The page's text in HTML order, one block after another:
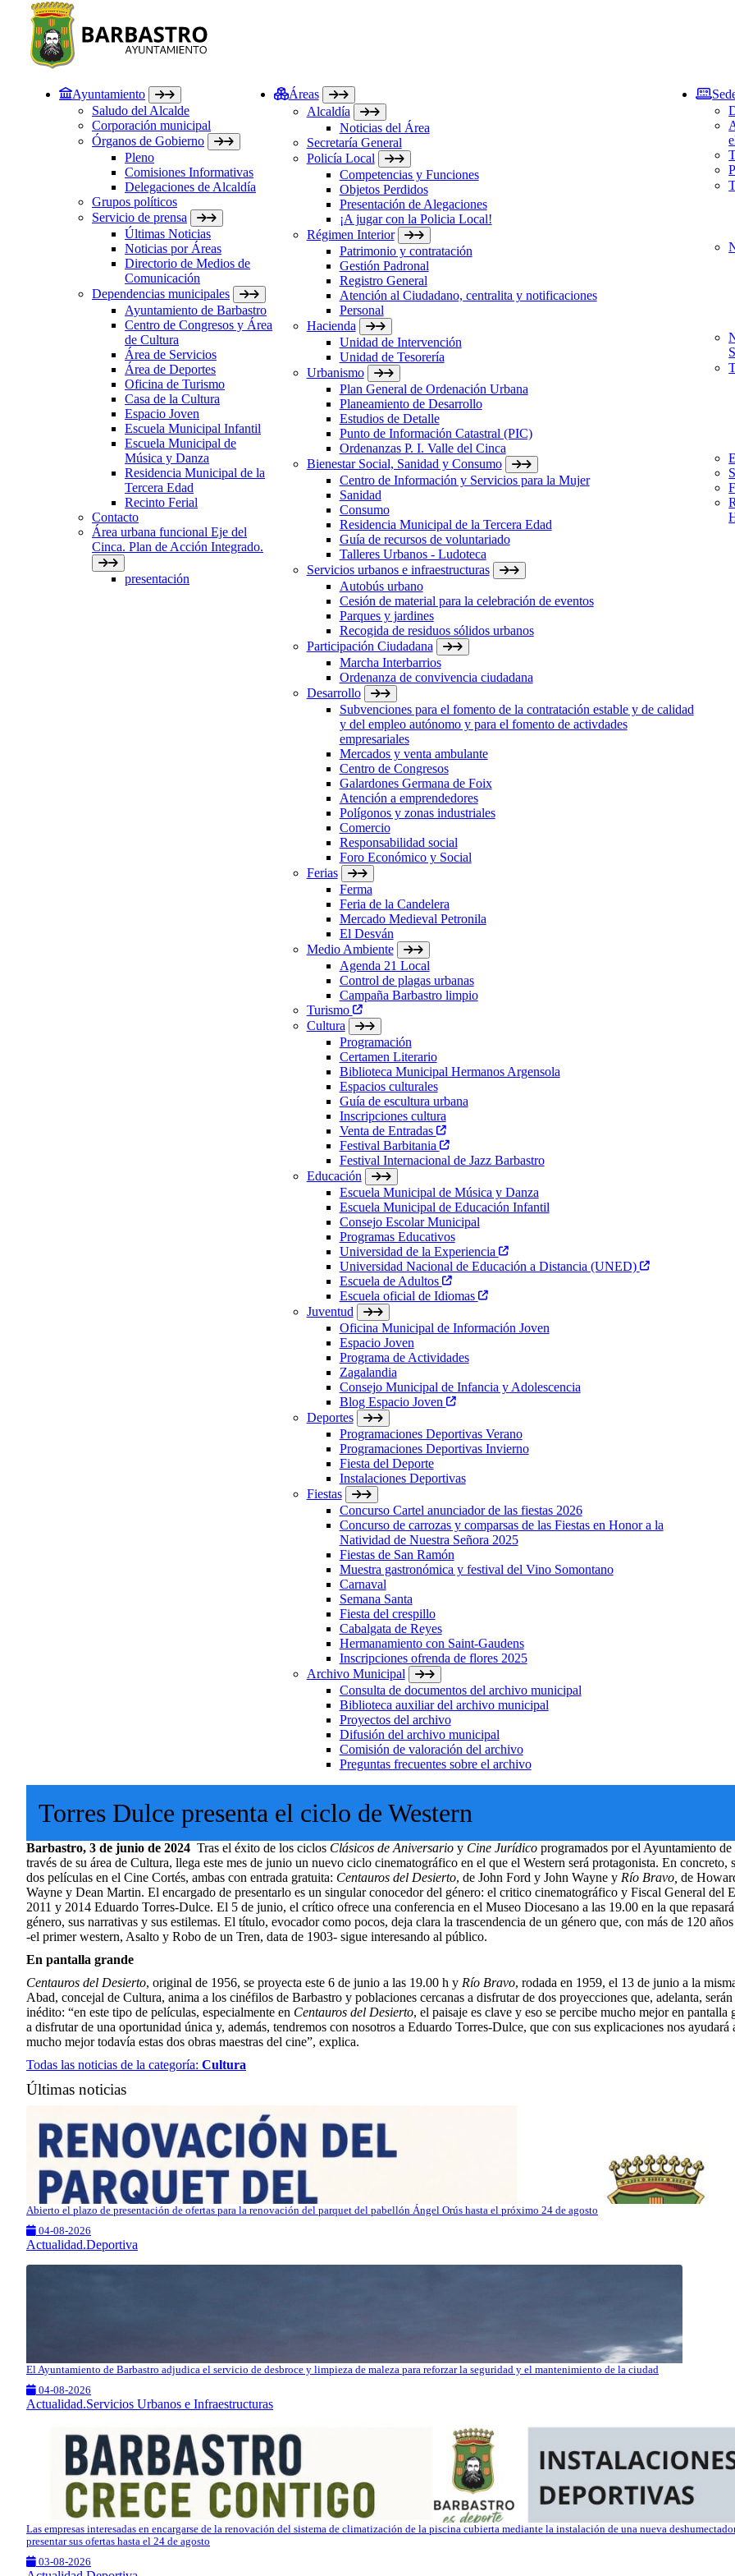
Ayuntamiento
Saludo del Alcalde
Corporación municipal
Órganos de Gobierno
Pleno
Comisiones Informativas
Delegaciones de Alcaldía
Grupos políticos
Servicio de prensa
Últimas Noticias
Noticias por Áreas
Directorio de Medios de
Comunicación
Dependencias municipales
Ayuntamiento de Barbastro
Centro de Congresos y Área
de Cultura
Área de Servicios
Área de Deportes
Oficina de Turismo
Casa de la Cultura
Espacio Joven
Escuela Municipal Infantil
Escuela Municipal de
Música y Danza
Residencia Municipal de la
Tercera Edad
Recinto Ferial
Contacto
Área urbana funcional Eje del
Cinca. Plan de Acción Integrado.
presentación
Áreas
Alcaldía
Noticias del Área
Secretaría General
Policía Local
Competencias y Funciones
Objetos Perdidos
Presentación de Alegaciones
¡A jugar con la Policia Local!
Régimen Interior
Patrimonio y contratación
Gestión Padronal
Registro General
Atención al Ciudadano, centralita y notificaciones
Personal
Hacienda
Unidad de Intervención
Unidad de Tesorería
Urbanismo
Plan General de Ordenación Urbana
Planeamiento de Desarrollo
Estudios de Detalle
Punto de Información Catastral (PIC)
Ordenanzas P. I. Valle del Cinca
Bienestar Social, Sanidad y Consumo
Centro de Información y Servicios para la Mujer
Sanidad
Consumo
Residencia Municipal de la Tercera Edad
Guía de recursos de voluntariado
Talleres Urbanos - Ludoteca
Servicios urbanos e infraestructuras
Autobús urbano
Cesión de material para la celebración de eventos
Parques y jardines
Recogida de residuos sólidos urbanos
Participación Ciudadana
Marcha Interbarrios
Ordenanza de convivencia ciudadana
Desarrollo
Subvenciones para el fomento de la contratación estable y de calidad
y del empleo autónomo y para el fomento de activdades
empresariales
Mercados y venta ambulante
Centro de Congresos
Galardones Germana de Foix
Atención a emprendedores
Polígonos y zonas industriales
Comercio
Responsabilidad social
Foro Económico y Social
Ferias
Ferma
Feria de la Candelera
Mercado Medieval Petronila
El Desván
Medio Ambiente
Agenda 21 Local
Control de plagas urbanas
Campaña Barbastro limpio
Turismo
Cultura
Programación
Certamen Literario
Biblioteca Municipal Hermanos Argensola
Espacios culturales
Guía de escultura urbana
Inscripciones cultura
Venta de Entradas
Festival Barbitania
Festival Internacional de Jazz Barbastro
Educación
Escuela Municipal de Música y Danza
Escuela Municipal de Educación Infantil
Consejo Escolar Municipal
Programas Educativos
Universidad de la Experiencia
Universidad Nacional de Educación a Distancia (UNED)
Escuela de Adultos
Escuela oficial de Idiomas
Juventud
Oficina Municipal de Información Joven
Espacio Joven
Programa de Actividades
Zagalandia
Consejo Municipal de Infancia y Adolescencia
Blog Espacio Joven
Deportes
Programaciones Deportivas Verano
Programaciones Deportivas Invierno
Fiesta del Deporte
Instalaciones Deportivas
Fiestas
Concurso Cartel anunciador de las fiestas 2026
Concurso de carrozas y comparsas de las Fiestas en Honor a la
Natividad de Nuestra Señora 2025
Fiestas de San Ramón
Muestra gastronómica y festival del Vino Somontano
Carnaval
Semana Santa
Fiesta del crespillo
Cabalgata de Reyes
Hermanamiento con Saint-Gaudens
Inscripciones ofrenda de flores 2025
Archivo Municipal
Consulta de documentos del archivo municipal
Biblioteca auxiliar del archivo municipal
Proyectos del archivo
Difusión del archivo municipal
Comisión de valoración del archivo
Preguntas frecuentes sobre el archivo
Torres Dulce presenta el ciclo de Western
Barbastro, 3 de junio de 2024 Tras el éxito de los ciclos Clásicos de Aniversario y Cine Jurídico programados por el Ayuntamiento de
través de su área de Cultura, llega este mes de junio un nuevo ciclo cinematográfico en el que el Western será protagonista. En concreto,
dos películas en el Cine Cortés, ambas con entrada gratuita: Centauros del Desierto, de John Ford y John Wayne y Río Bravo, de
Wayne y Dean Martin. El encargado de presentarlo es un singular conocedor del género: el critico cinematográfico y Fiscal General del
2011 y 2014 Eduardo Torres-Dulce. El 5 de junio, el crítico ofrece una conferencia en el Museo Diocesano a las 19.00 en la que
género, sus narrativas y sus estilemas. El título, evocador como pocos, deja clara la trascendencia de un género que, con más de 120 años
-el primer western, Asalto y Robo de un Tren, data de 1903- sigue interesando al público.
En pantalla grande
Centauros del Desierto, original de 1956, se proyecta este 6 de junio a las 19.00 h y Río Bravo, rodada en 1959, el 13 de junio a la
Abad, concejal de Cultura, anima a los cinéfilos de Barbastro y poblaciones cercanas a disfrutar de dos proyecciones que, adelanta,
inédito: “en este tipo de películas, especialmente en Centauros del Desierto, el paisaje es clave y eso se percibe mucho mejor en pantalla
a disfrutar de una oportunidad única y, además, tendremos con nosotros a Eduardo Torres-Dulce, que con sus explicaciones nos ayudará
mucho mejor todavía estas dos obras maestras del cine”, explica.
Todas las noticias de la categoría: Cultura
Últimas noticias
Abierto el plazo de presentación de ofertas para la renovación del parquet del pabellón Ángel Orús hasta el próximo 24 de agosto
04-08-2026
Actualidad.Deportiva
El Ayuntamiento de Barbastro adjudica el servicio de desbroce y limpieza de maleza para reforzar la seguridad y el mantenimiento de la ciudad
04-08-2026
Actualidad.Servicios Urbanos e Infraestructuras
Las empresas interesadas en encargarse de la renovación del sistema de climatización de la piscina cubierta mediante la instalación de una nueva
presentar sus ofertas hasta el 24 de agosto
03-08-2026